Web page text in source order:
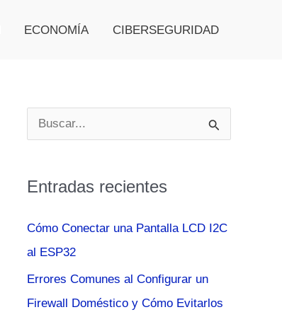
ECONOMÍA CIBERSEGURIDAD
u
c
o
r
Entradas recientes
Cómo Conectar una Pantalla LCD I2C
al ESP32
Errores Comunes al Configurar un
Firewall Doméstico y Cómo Evitarlos